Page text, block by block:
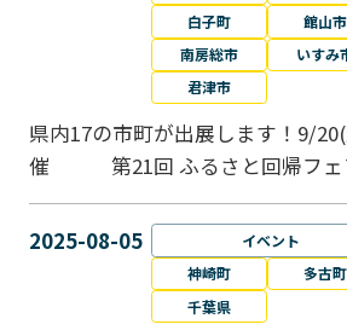
白子町
館山市
南房総市
いすみ
君津市
県内17の市町が出展します！9/
催 第21回 ふるさと回帰フェ
2025-08-05 イベント
神崎町
多古町
千葉県